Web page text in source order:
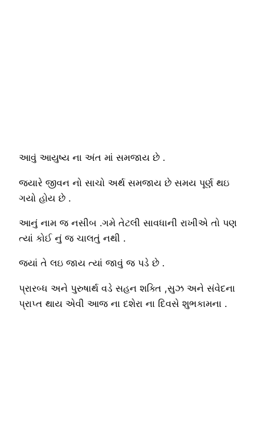
આવું આયુષ્ય ના અંત માં સમજાય છે .
જયારે જીવન નો સાચો અર્થ સમજાય છે સમય પૂર્ણ થઇ
ગયો હોય છે .
આનું નામ જ નસીબ .ગમે તેટલી સાવધાની રાખીએ તો પણ
ત્યાં કોઈ નું જ ચાલતું નથી .
જ્યાં તે લઇ જાય ત્યાં જાવું જ પડે છે .
પ્રારબ્ધ અને પુરુષાર્થ વડે સહન શક્તિ ,સુઝ અને સંવેદના
પ્રાપ્ત થાય એવી આજ ના દશેરા ના દિવસે શુભકામના .